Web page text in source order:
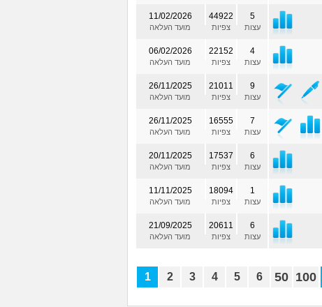
11/02/2026
מועד העלאה
44922
צפיות
5
עצות
06/02/2026
מועד העלאה
22152
צפיות
4
עצות
26/11/2025
מועד העלאה
21011
צפיות
9
עצות
26/11/2025
מועד העלאה
16555
צפיות
7
עצות
20/11/2025
מועד העלאה
17537
צפיות
6
עצות
11/11/2025
מועד העלאה
18094
צפיות
1
עצות
21/09/2025
מועד העלאה
20611
צפיות
6
עצות
1 2 3 4 5 6 50 100